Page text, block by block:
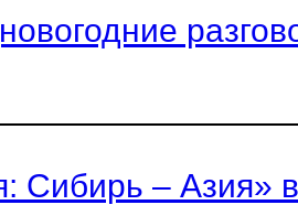
Сибирь – Азия»